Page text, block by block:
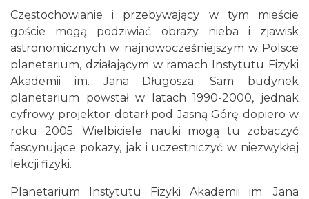
Częstochowianie i przebywający w tym mieście
goście mogą podziwiać obrazy nieba i zjawisk
astronomicznych w najnowocześniejszym w Polsce
planetarium, działającym w ramach Instytutu Fizyki
Akademii im. Jana Długosza. Sam budynek
planetarium powstał w latach 1990-2000, jednak
cyfrowy projektor dotarł pod Jasną Górę dopiero w
roku 2005. Wielbiciele nauki mogą tu zobaczyć
fascynujące pokazy, jak i uczestniczyć w niezwykłej
lekcji fizyki.
Planetarium Instytutu Fizyki Akademii im. Jana